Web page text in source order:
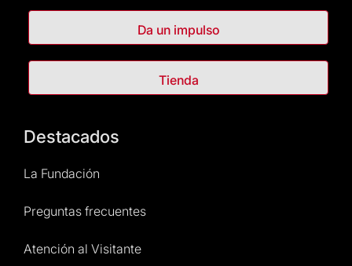
Da un impulso
Tienda
Destacados
La Fundación
Preguntas frecuentes
Atención al Visitante